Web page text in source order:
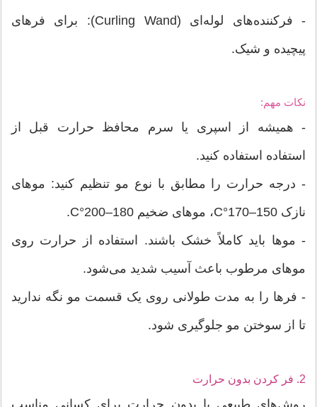
- فرکننده‌های لوله‌ای (Curling Wand): برای فرهای
پیچیده و شیک.
نکات مهم:
- همیشه از اسپری یا سرم محافظ حرارت قبل از
استفاده استفاده کنید.
- درجه حرارت را مطابق با نوع مو تنظیم کنید: موهای
نازک 150–170°C، موهای ضخیم 180–200°C.
- موها باید کاملاً خشک باشند. استفاده از حرارت روی
موهای مرطوب باعث آسیب شدید می‌شود.
- فرها را به مدت طولانی روی یک قسمت مو نگه ندارید
تا از سوختن مو جلوگیری شود.
2. فر کردن بدون حرارت
روش‌های طبیعی یا بدون حرارت برای کسانی مناسب